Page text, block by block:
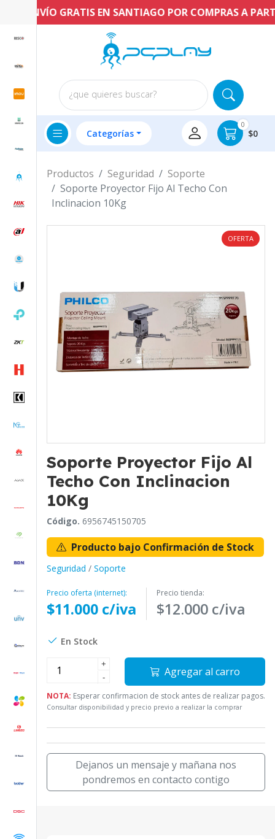
ENVÍO GRATIS EN SANTIAGO POR COMPRAS A
¿que quieres buscar?
Categorías
0
$0
Productos Seguridad
Soporte
Soporte Proyector Fijo Al Techo Con
Inclinacion 10Kg
OFERTA
Soporte Proyector Fijo Al
Techo Con Inclinacion
10Kg
Código. 6956745150705
Producto bajo Confirmación de Stock
Seguridad / Soporte
Precio oferta (internet):
$11.000 c/iva
Precio tienda:
$12.000 c/iva
En Stock
+
-
Agregar al carro
NOTA: Esperar confirmacion de stock antes de realizar pagos.
Consultar disponibilidad y precio previo a realizar la comprar
Dejanos un mensaje y mañana nos
pondremos en contacto contigo